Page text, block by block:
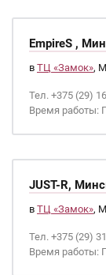
EmpireS ,
в ТЦ «Замок»,
Тел. +375 (29)
Время работы:
JUST-R,
в ТЦ «Замок»,
Тел. +375 (29)
Время работы: